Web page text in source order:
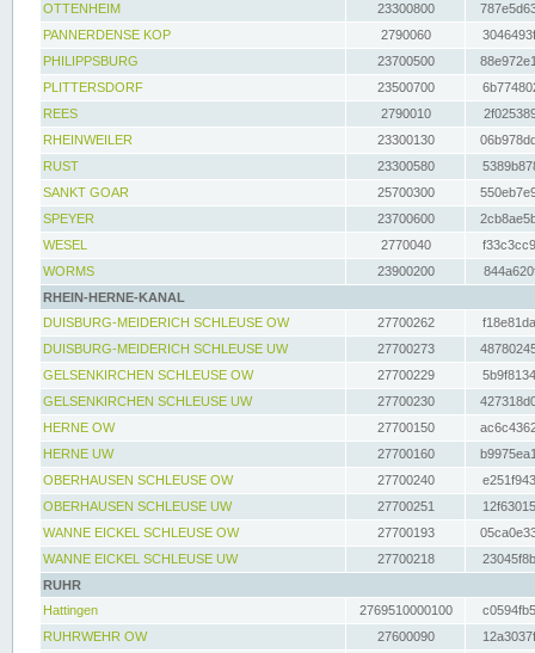
OTTENHEIM
23300800
PANNERDENSE KOP
2790060
PHILIPPSBURG
23700500
PLITTERSDORF
23500700
REES
2790010
RHEINWEILER
23300130
RUST
23300580
SANKT GOAR
25700300
SPEYER
23700600
WESEL
2770040
WORMS
23900200
RHEIN-HERNE-KANAL
DUISBURG-MEIDERICH SCHLEUSE OW
27700262
DUISBURG-MEIDERICH SCHLEUSE UW
27700273
GELSENKIRCHEN SCHLEUSE OW
27700229
GELSENKIRCHEN SCHLEUSE UW
27700230
HERNE OW
27700150
HERNE UW
27700160
OBERHAUSEN SCHLEUSE OW
27700240
OBERHAUSEN SCHLEUSE UW
27700251
WANNE EICKEL SCHLEUSE OW
27700193
WANNE EICKEL SCHLEUSE UW
27700218
RUHR
Hattingen
2769510000100
RUHRWEHR OW
27600090